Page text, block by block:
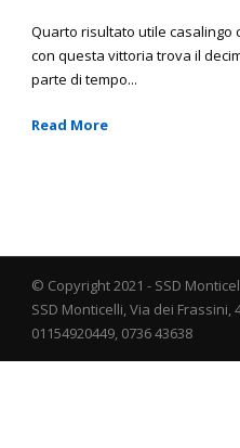
Quarto risultato utile casalingo
con questa vittoria trova il
parte di tempo...
Read More
© Copyright 2021 - SSD
SSD Monticelli, Via dei Frassini,
01154920449, 0736 43638